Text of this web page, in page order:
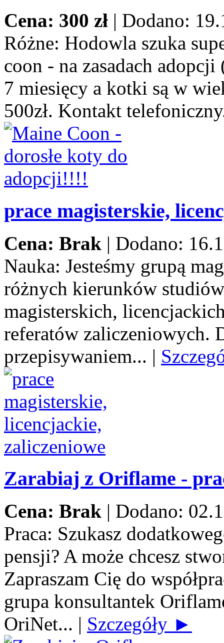
Cena: 300 zł | Dodano:
Różne: Hodowla szuka
coon - na zasadach
7 miesięcy a kotki są w
500zł. Kontakt
prace magisterskie,
Cena: Brak | Dodano:
Nauka: Jesteśmy grupą
różnych kierunków
magisterskich,
referatów zaliczeniowych.
przepisywaniem... |
Zarabiaj z Oriflame -
Cena: Brak | Dodano:
Praca: Szukasz
pensji? A może chcesz
Zapraszam Cię do
grupa konsultantek
OriNet... | Szczegóły ►